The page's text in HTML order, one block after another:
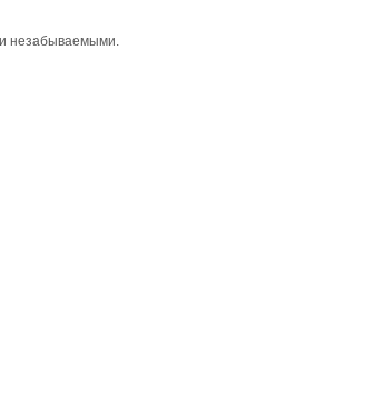
незабываемыми.